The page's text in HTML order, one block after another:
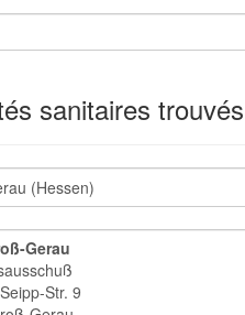
sanitaires
Gerau
Str. 9